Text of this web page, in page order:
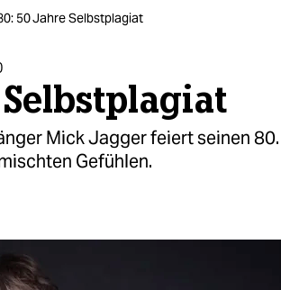
50 Jahre Selbstplagiat
Mick Jagger feiert seinen 80.
Gefühlen.